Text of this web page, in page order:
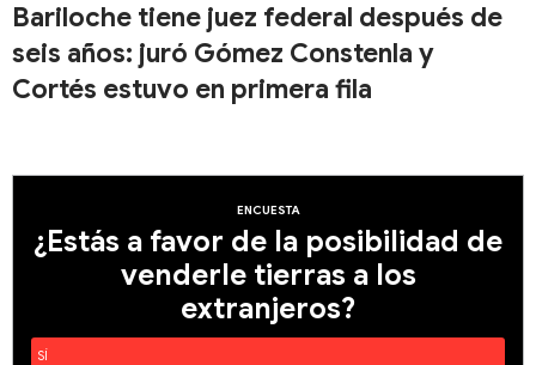
Bariloche tiene juez federal después de
seis años: juró Gómez Constenla y
Cortés estuvo en primera fila
ENCUESTA
¿Estás a favor de la posibilidad de
venderle tierras a los
extranjeros?
SÍ